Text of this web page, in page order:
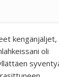
kengänjäljet,
oli